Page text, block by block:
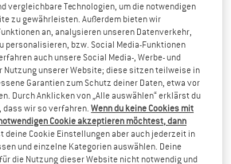
Lieferung
zu den Versandkosten. Öffnet sich in
vergleichbare Technologien, um die notwendigen
zu gewährleisten. Außerdem bieten wir
an, analysieren unseren Datenverkehr,
personalisieren, bzw. Social Media-Funktionen
auch unsere Social Media-, Werbe- und
Nutzung unserer Website; diese sitzen teilweise in
Garantien zum Schutz deiner Daten, etwa vor
Durch Anklicken von „Alle auswählen“ erklärst du
dass wir so verfahren.Wenn du keine Cookies mit
Cookie akzeptieren möchtest, dann
deine Cookie Einstellungen aber auch jederzeit in
und einzelne Kategorien auswählen. Deine
die Nutzung dieser Website nicht notwendig und